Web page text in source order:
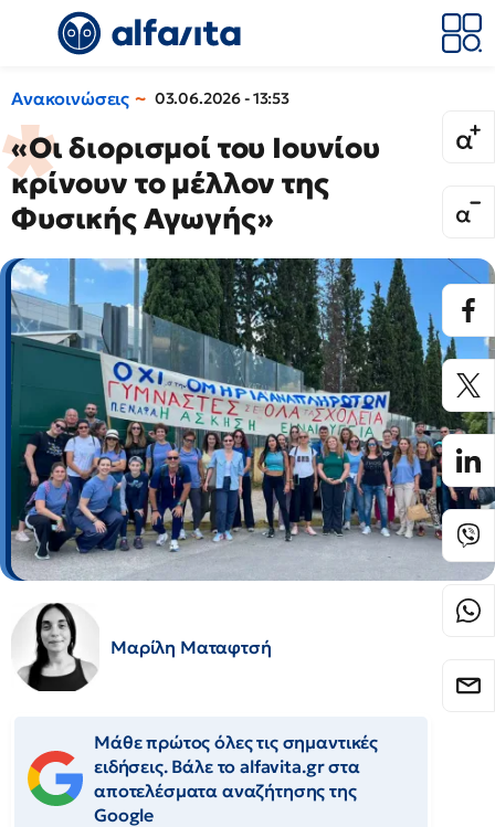
Ανακοινώσεις 03.06.2026 - 13:53
«Οι διορισμοί του Ιουνίου
κρίνουν το μέλλον της
Φυσικής Αγωγής»
Μαρίλη Ματαφτσή
Μάθε πρώτος όλες τις σημαντικές
ειδήσεις. Βάλε το alfavita.gr στα
αποτελέσματα αναζήτησης της
Google